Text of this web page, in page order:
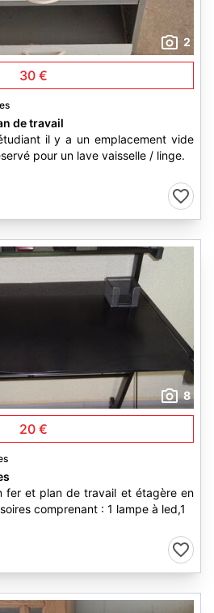
2
30 €
de travail
il y a un emplacement vide
pour un lave vaisselle / linge.
8
20 €
fer et plan de travail et étagère en
comprenant : 1 lampe à led,1